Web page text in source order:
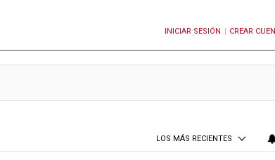
CUANDO SE PUBLIQUEN NUEVOS COMENTARIOSINICIAR SESIÓN CREAR
LOS MÁS RECIENTES